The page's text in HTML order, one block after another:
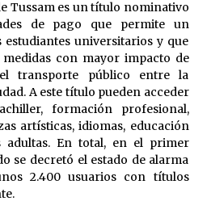
Tussam es un título nominativo
de pago que permite un
universitarios y que
con mayor impacto de
transporte público entre la
A este título pueden acceder
formación profesional,
artísticas, idiomas, educación
adultas. En total, en el primer
se decretó el estado de alarma
2.400 usuarios con títulos